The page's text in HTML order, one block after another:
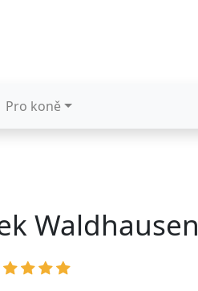
Pro koně
Waldhausen